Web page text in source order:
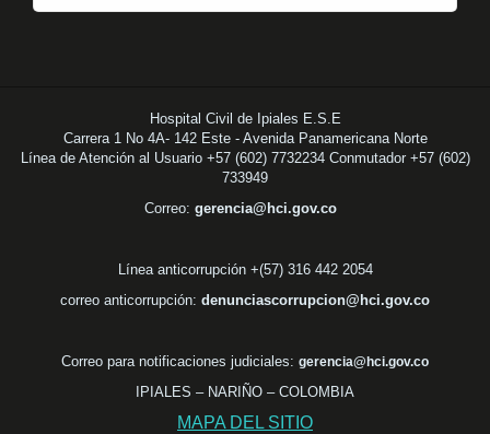
Hospital Civil de Ipiales E.S.E
Carrera 1 No 4A- 142 Este - Avenida Panamericana Norte
Línea de Atención al Usuario +57 (602) 7732234 Conmutador +57 (602)
733949
Correo: gerencia@hci.gov.co
Línea anticorrupción +(57) 316 442 2054
correo anticorrupción: denunciascorrupcion@hci.gov.co
Correo para notificaciones judiciales: gerencia@hci.gov.co
IPIALES – NARIÑO – COLOMBIA
MAPA DEL SITIO